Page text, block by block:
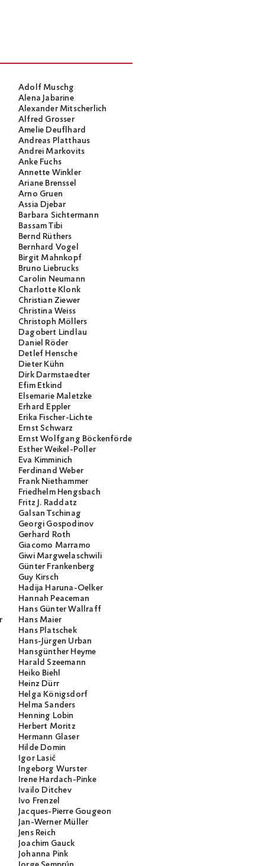
Adolf Muschg
Alena Jabarine
Alexander Mitscherlich
Alfred Grosser
Amelie Deuflhard
Andreas Platthaus
Andrei Markovits
Anke Fuchs
Annette Winkler
Ariane Brenssel
Arno Gruen
Assia Djebar
Barbara Sichtermann
Bassam Tibi
Bernd Rüthers
Bernhard Vogel
Birgit Mahnkopf
Bruno Liebrucks
Carolin Neumann
Charlotte Klonk
Christian Ziewer
Christina Weiss
Christoph Möllers
Dagobert Lindlau
Daniel Röder
Detlef Hensche
Dieter Kühn
Dirk Darmstaedter
Efim Etkind
Elsemarie Maletzke
Erhard Eppler
Erika Fischer-Lichte
Ernst Schwarz
Ernst Wolfgang Böckenförde
Esther Weikel-Poller
Eva Kimminich
Ferdinand Weber
Frank Niethammer
Friedhelm Hengsbach
Fritz J. Raddatz
Galsan Tschinag
Georgi Gospodinov
Gerhard Roth
Giacomo Marramo
Giwi Margwelaschwili
Günter Frankenberg
Guy Kirsch
Hadija Haruna-Oelker
Hannah Peaceman
Hans Günter Wallraff
Hans Maier
Hans Platschek
Hans-Jürgen Urban
Hansgünther Heyme
Harald Szeemann
Heiko Biehl
Heinz Dürr
Helga Königsdorf
Helma Sanders
Henning Lobin
Herbert Moritz
Hermann Glaser
Hilde Domin
Igor Lasić
Ingeborg Wurster
Irene Hardach-Pinke
Ivailo Ditchev
Ivo Frenzel
Jacques-Pierre Gougeon
Jan-Werner Müller
Jens Reich
Joachim Gauck
Johanna Pink